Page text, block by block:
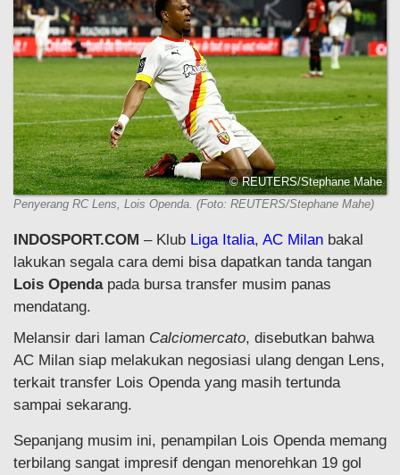
LIGA EUROPA
© REUTERS/Stephane Mahe
Penyerang RC Lens, Lois Openda. (Foto: REUTERS/Stephane Mahe)
INDOSPORT.COM – Klub Liga Italia, AC Milan bakal
lakukan segala cara demi bisa dapatkan tanda tangan
Lois Opendapada bursa transfer musim panas
mendatang.
Melansir dari laman Calciomercato, disebutkan bahwa
AC Milan siap melakukan negosiasi ulang dengan Lens,
terkait transfer Lois Openda yang masih tertunda
sampai sekarang.
Sepanjang musim ini, penampilan Lois Openda memang
terbilang sangat impresif dengan menorehkan 19 gol